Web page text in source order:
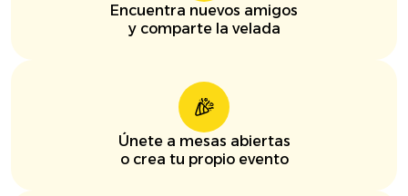
Encuentra nuevos amigos
y comparte la velada
Únete a mesas abiertas
o crea tu propio evento